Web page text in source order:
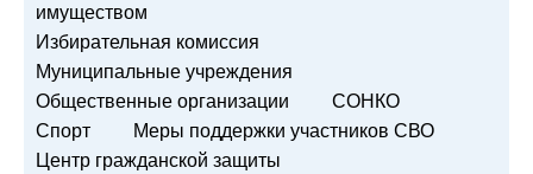
имуществом
Избирательная комиссия
Муниципальные учреждения
Общественные организации
СОНКО
Спорт
Меры поддержки участников СВО
Центр гражданской защиты